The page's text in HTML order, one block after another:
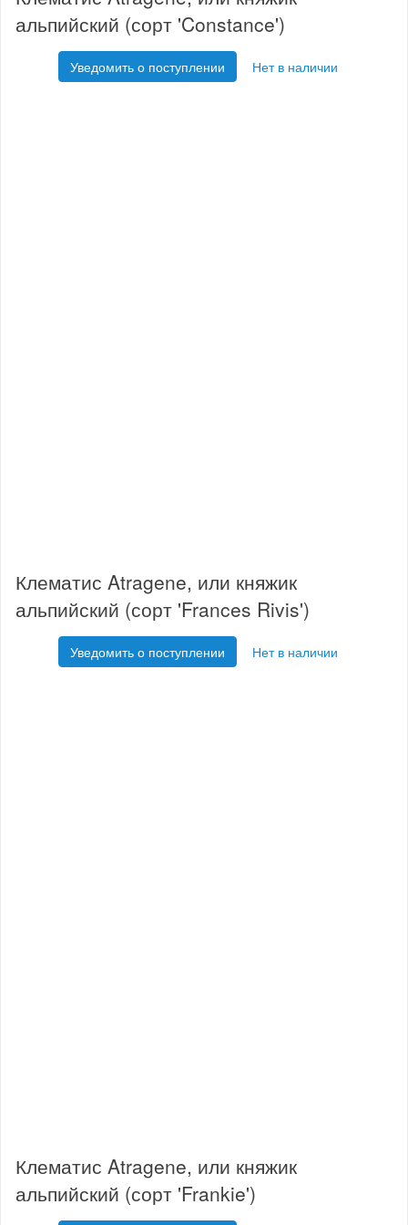
альпийский (сорт 'Constance')
Уведомить о поступлении Нет в наличии
Клематис Atragene, или княжик
альпийский (сорт 'Frances Rivis')
Уведомить о поступлении Нет в наличии
Клематис Atragene, или княжик
альпийский (сорт 'Frankie')